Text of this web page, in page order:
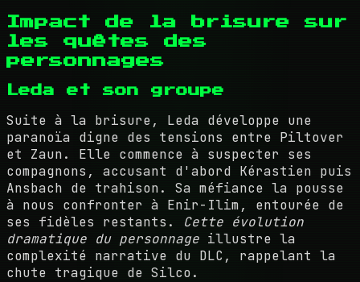
Impact de la brisure sur
les quêtes des
personnages
Leda et son groupe
Suite à la brisure, Leda développe une
paranoïa digne des tensions entre Piltover
et Zaun. Elle commence à suspecter ses
compagnons, accusant d'abord Kérastien puis
Ansbach de trahison. Sa méfiance la pousse
à nous confronter à Enir-Ilim, entourée de
ses fidèles restants. Cette évolution
dramatique du personnage illustre la
complexité narrative du DLC, rappelant la
chute tragique de Silco.